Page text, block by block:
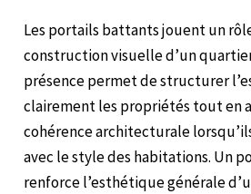
Les portails battants jouent un
construction visuelle d’un
présence permet de structurer
clairement les propriétés tout en
cohérence architecturale
avec le style des habitations. Un
renforce l’esthétique générale